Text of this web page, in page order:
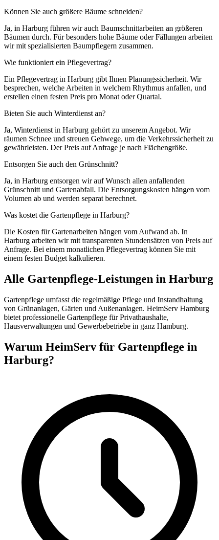
Können Sie auch größere Bäume schneiden?
Ja, in Harburg führen wir auch Baumschnittarbeiten an größeren
Bäumen durch. Für besonders hohe Bäume oder Fällungen arbeiten
wir mit spezialisierten Baumpflegern zusammen.
Wie funktioniert ein Pflegevertrag?
Ein Pflegevertrag in Harburg gibt Ihnen Planungssicherheit. Wir
besprechen, welche Arbeiten in welchem Rhythmus anfallen, und
erstellen einen festen Preis pro Monat oder Quartal.
Bieten Sie auch Winterdienst an?
Ja, Winterdienst in Harburg gehört zu unserem Angebot. Wir
räumen Schnee und streuen Gehwege, um die Verkehrssicherheit zu
gewährleisten. Der Preis auf Anfrage je nach Flächengröße.
Entsorgen Sie auch den Grünschnitt?
Ja, in Harburg entsorgen wir auf Wunsch allen anfallenden
Grünschnitt und Gartenabfall. Die Entsorgungskosten hängen vom
Volumen ab und werden separat berechnet.
Was kostet die Gartenpflege in Harburg?
Die Kosten für Gartenarbeiten hängen vom Aufwand ab. In
Harburg arbeiten wir mit transparenten Stundensätzen von Preis auf
Anfrage. Bei einem monatlichen Pflegevertrag können Sie mit
einem festen Budget kalkulieren.
Alle Gartenpflege-Leistungen in Harburg
Gartenpflege umfasst die regelmäßige Pflege und Instandhaltung
von Grünanlagen, Gärten und Außenanlagen. HeimServ Hamburg
bietet professionelle Gartenpflege für Privathaushalte,
Hausverwaltungen und Gewerbebetriebe in ganz Hamburg.
Warum HeimServ für Gartenpflege in
Harburg?